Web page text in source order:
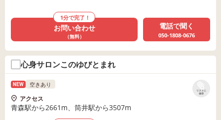
1分で完了！
お問い合わせ
（無料）
電話で聞く
050-1808-0676
心身サロンこのゆびとまれ
リストに
保存
NEW 空きあり
アクセス
青森駅から2661m、筒井駅から3507m